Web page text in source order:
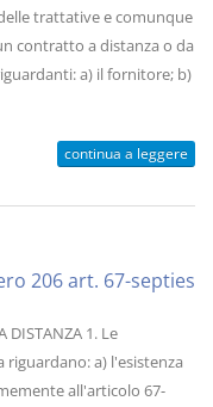
delle trattative e comunque
contratto a distanza o da
a) il fornitore; b)
continua a leggere
206 art. 67-septies
DISTANZA 1. Le
a) l'esistenza
all'articolo 67-